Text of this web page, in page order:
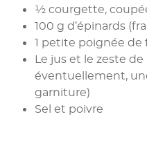
½ courgette,
100 g d’épinards
1 petite poignée de
Le jus et le zeste
éventuellement,
garniture)
Sel et poivre